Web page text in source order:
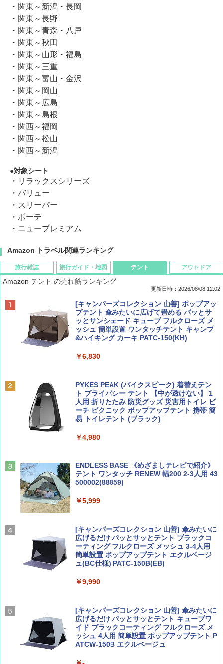
・関東～新潟・長岡
・関東～長野
・関東～青森・八戸
・関東～秋田
・関東～山形・福島
・関東～三重
・関東～富山・金沢
・関東～岡山
・関東～広島
・関東～島根
・関西～福岡
・関西～松山
・関西～新潟
対象シート
・リラックスシリーズ
・バリュー
・スリーパー
・ボーテ
・ニュープレミアム
Amazon トラベル関連ランキング
旅行雑誌
BE-PAL(ビ-パル) 2026年 9 月号【特別付録:
SOTO ミニマル"旅"財布 ランダム2種】
￥1,500
￥713
AIRLINE（エアライン）2026年9月号【特
集】ボーイング110周年を祝して！
￥1,760
旅行ガイド・地図
D40 地球の歩き方 チェンマイ タイ北部の魅
力的な町 2026～2027 地球の歩き方D アジア
￥2,079
￥2,695
球の歩き方A ヨーロッパ
A26 地球の歩き方 チェコ ポーランド スロヴ
ァキア 2026～2027 地球の歩き方A ヨーロッ
テント
Amazon テント の売れ筋ランキング
更新日時：2026/08/08 12:02
[キャンパーズコレクション 山善] ポップアッ
プテント 傘みたいに広げて畳める パッとサ
ッとサンシェード キューブ フルクローズ メ
ッシュ 簡単設置 ワンタッチテント キャンプ
&ハイキング カーキ PATC-150(KH)
￥6,830
PYKES PEAK (パイクスピーク) 着替えテン
ト プライバシー テント 【中が透けない】 1
人用 折りたたみ 防災グッズ 災害用トイレ ビ
ーチ ピクニック ポップアップテント 携帯 簡
易 トイレテント (ブラック)
￥4,980
ENDLESS BASE 《めざましテレビで紹介》
テント ワンタッチ RENEW 幅200 2-3人用 43
500002(88859)
￥5,999
[キャンパーズコレクション 山善] 傘みたいに
広げるだけ パッとサッとテント ブラックコ
ーティング フルクローズ メッシュ 3-4人用
簡単設置 ポップアップテント エクルベージ
ュ(BC仕様) PATC-150B(EB)
￥9,990
[キャンパーズコレクション 山善] 傘みたいに
広げるだけ パッとサッとテント キューブワ
イド ブラックコーティング フルクローズ メ
ッシュ 4人用 簡単設置 ポップアップテント P
ATCW-150B エクルベージュ
アウトドア